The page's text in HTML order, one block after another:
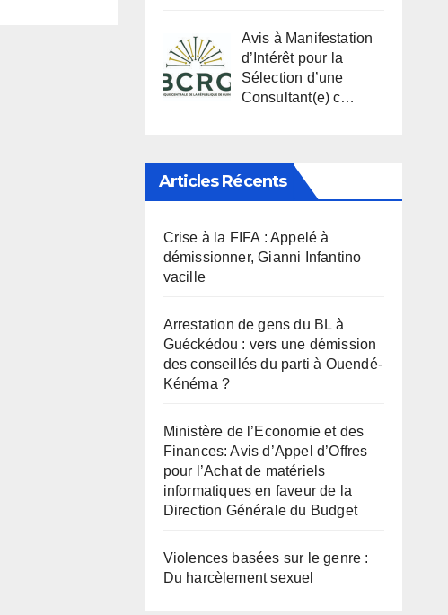
Avis à Manifestation
d’Intérêt pour la
Sélection d’une
Consultant(e) c…
Articles Récents
Crise à la FIFA : Appelé à
démissionner, Gianni Infantino
vacille
Arrestation de gens du BL à
Guéckédou : vers une démission
des conseillés du parti à Ouendé-
Kénéma ?
Ministère de l’Economie et des
Finances: Avis d’Appel d’Offres
pour l’Achat de matériels
informatiques en faveur de la
Direction Générale du Budget
Violences basées sur le genre :
Du harcèlement sexuel